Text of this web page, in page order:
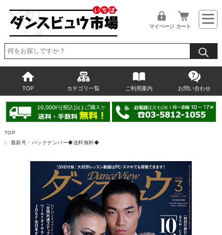
マイページ カート
TOP カテゴリ一覧 ご利用案内 お問い合わせ
TOP
最新号・バックナンバー◆送料無料◆